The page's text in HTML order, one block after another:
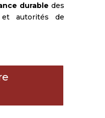
durable des
et autorités de